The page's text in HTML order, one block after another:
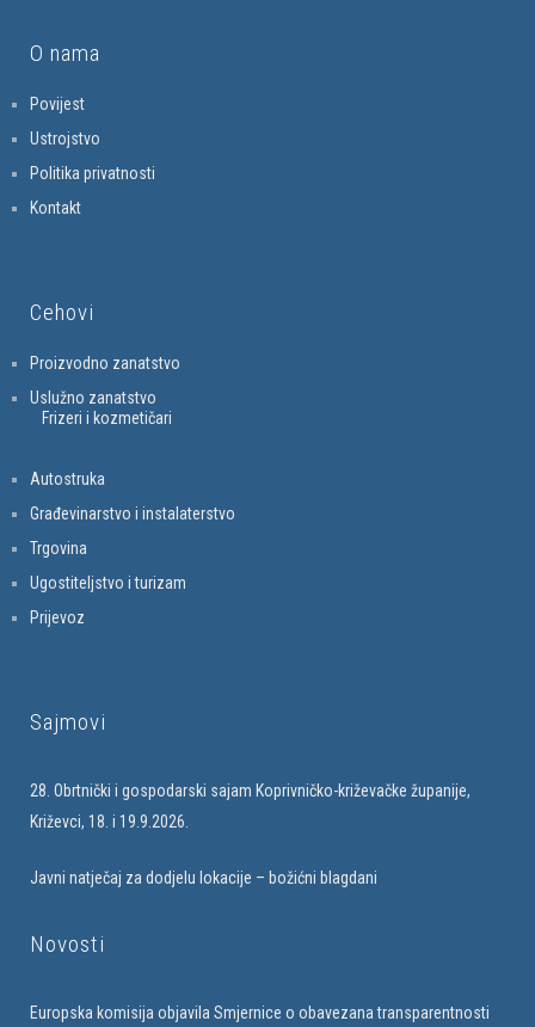
O nama
Povijest
Ustrojstvo
Politika privatnosti
Kontakt
Cehovi
Proizvodno zanatstvo
Uslužno zanatstvo
Frizeri i kozmetičari
Autostruka
Građevinarstvo i instalaterstvo
Trgovina
Ugostiteljstvo i turizam
Prijevoz
Sajmovi
28. Obrtnički i gospodarski sajam Koprivničko-križevačke županije,
Križevci, 18. i 19.9.2026.
Javni natječaj za dodjelu lokacije – božićni blagdani
Novosti
Europska komisija objavila Smjernice o obavezana transparentnosti